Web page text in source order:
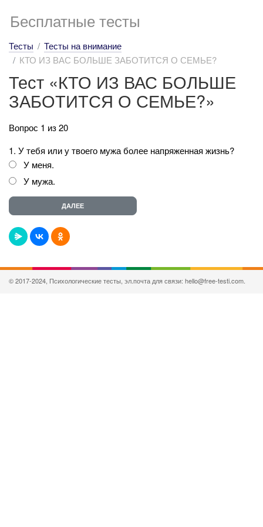
Бесплатные тесты
Тесты
Тесты на внимание
КТО ИЗ ВАС БОЛЬШЕ ЗАБОТИТСЯ О СЕМЬЕ?
Тест «КТО ИЗ ВАС БОЛЬШЕ
ЗАБОТИТСЯ О СЕМЬЕ?»
Вопрос 1 из 20
1. У тебя или у твоего мужа более напряженная жизнь?
У меня.
У мужа.
© 2017-2024, Психологические тесты, эл.почта для связи: hello@free-testi.com.